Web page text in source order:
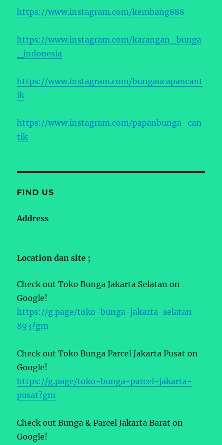
https://www.instagram.com/kembang888
https://www.instagram.com/karangan_bunga
_indonesia
https://www.instagram.com/bungaucapancant
ik
https://www.instagram.com/papanbunga_can
tik
FIND US
Address
Location dan site ;
Check out Toko Bunga Jakarta Selatan on
Google!
https://g.page/toko-bunga-jakarta-selatan-
893?gm
Check out Toko Bunga Parcel Jakarta Pusat on
Google!
https://g.page/toko-bunga-parcel-jakarta-
pusat?gm
Check out Bunga & Parcel Jakarta Barat on
Google!